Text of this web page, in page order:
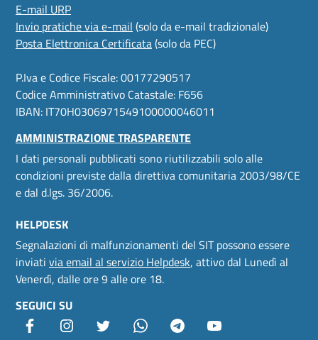
E-mail URP
Invio pratiche via e-mail (solo da e-mail tradizionale)
Posta Elettronica Certificata(solo da PEC)
P.Iva e Codice Fiscale: 00177290517
Codice Amministrativo Catastale: F656
IBAN: IT70H0306971549100000046011
AMMINISTRAZIONE TRASPARENTE
I dati personali pubblicati sono riutilizzabili solo alle
condizioni previste dalla direttiva comunitaria 2003/98/CE
e dal d.lgs. 36/2006.
HELPDESK
Segnalazioni di malfunzionamenti del SIT possono essere
inviati via email al servizio Helpdesk, attivo dal Lunedì al
Venerdì, dalle ore 9 alle ore 18.
SEGUICI SU
Facebook Instagram Twitter Whatsapp Telegram